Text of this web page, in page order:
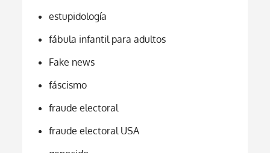
estupidología
fábula infantil para adultos
Fake news
fáscismo
fraude electoral
fraude electoral USA